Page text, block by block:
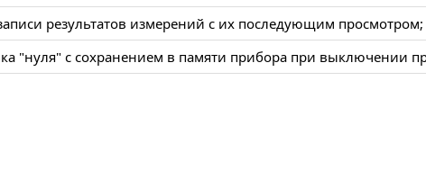
результатов измерений с их последующим просмотром;
"нуля" с сохранением в памяти прибора при выключении